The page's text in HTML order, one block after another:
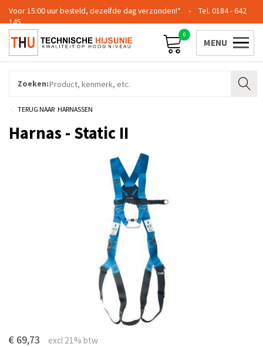
Voor 15:00 uur besteld, dezelfde dag verzonden!*
0184 - 642
145
0
Zoeken:
HARNASSEN
Harnas - Static II
€ 69,73